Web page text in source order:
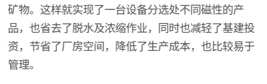
矿物。这样就实现了一台设备分选处不同磁性的产
品，也省去了脱水及浓缩作业，同时也减轻了基建投
资，节省了厂房空间，降低了生产成本，也比较易于
管理。